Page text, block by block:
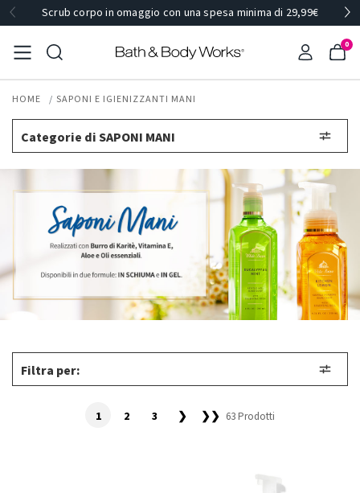
Scrub corpo in omaggio con una spesa minima di 29,99€
0
HOME SAPONI E IGIENIZZANTI MANI
Categorie di SAPONI MANI
Filtra per:
1 2 3 ❯ ❯❯ 63 Prodotti